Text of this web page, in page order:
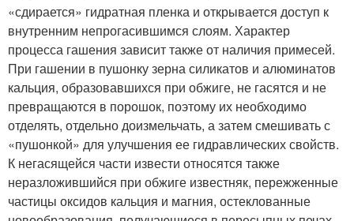
«сдирается» гидратная пленка и открывается доступ к
внутренним непрогасившимся слоям. Характер
процесса гашения зависит также от наличия примесей.
При гашении в пушонку зерна силикатов и алюминатов
кальция, образовавшихся при обжиге, не гасятся и не
превращаются в порошок, поэтому их необходимо
отделять, отдельно доизмельчать, а затем смешивать с
«пушонкой» для улучшения ее гидравлических свойств.
К негасящейся части извести относятся также
неразложившийся при обжиге известняк, пережженные
частицы оксидов кальция и магния, остеклованные